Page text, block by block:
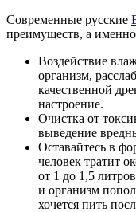
Современные русские
преимуществ, а
Воздействие
организм,
качественной
настроение.
Очистка от
выведение
Оставайтесь в
человек тратит
от 1 до 1,5
и организм
хочется пить